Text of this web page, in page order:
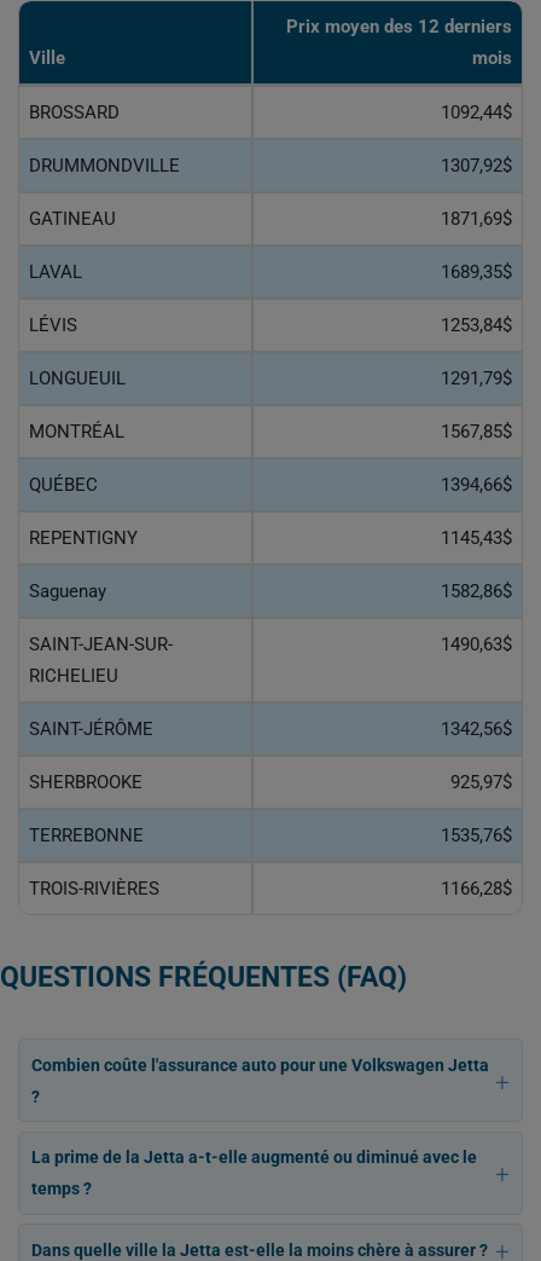
Ville
Prix ​​moyen des 12 derniers
mois
BROSSARD 1092,44$
DRUMMONDVILLE 1307,92$
GATINEAU 1871,69$
LAVAL 1689,35$
LÉVIS 1253,84$
LONGUEUIL 1291,79$
MONTRÉAL 1567,85$
QUÉBEC 1394,66$
REPENTIGNY 1145,43$
Saguenay 1582,86$
SAINT-JEAN-SUR-
RICHELIEU
1490,63$
SAINT-JÉRÔME 1342,56$
SHERBROOKE 925,97$
TERREBONNE 1535,76$
TROIS-RIVIÈRES 1166,28$
QUESTIONS FRÉQUENTES (FAQ)
Combien coûte l'assurance auto pour une Volkswagen Jetta
?
La prime de la Jetta a-t-elle augmenté ou diminué avec le
temps ?
Dans quelle ville la Jetta est-elle la moins chère à assurer ?